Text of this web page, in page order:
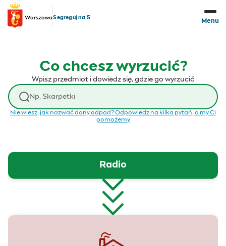
Przejdź do treści
Segreguj na 5
Menu
Co chcesz wyrzucić?
Wpisz przedmiot i dowiedz się, gdzie go wyrzucić
Wyszukaj odpad
Nie wiesz, jak nazwać dany odpad? Odpowiedz na kilka pytań, a my Ci
pomożemy
Radio